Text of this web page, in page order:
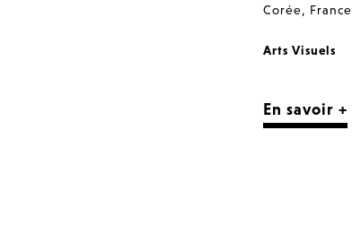
Corée, France
Arts Visuels
En savoir +